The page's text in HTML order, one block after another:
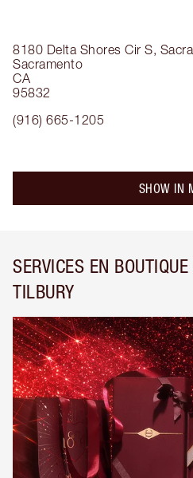
8180 Delta Shores Cir S,
Sacramento
CA
95832
(916) 665-1205
SHOW IN
SERVICES EN
TILBURY